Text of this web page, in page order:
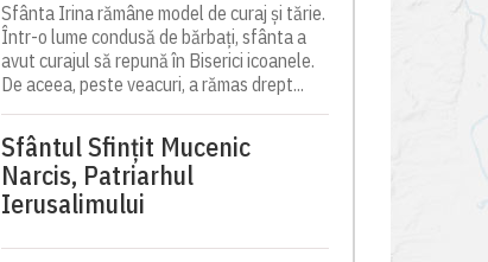
Sfânta Irina rămâne model de curaj și tărie.
Într-o lume condusă de bărbați, sfânta a
avut curajul să repună în Biserici icoanele.
De aceea, peste veacuri, a rămas drept...
Sfântul Sfinţit Mucenic
Narcis, Patriarhul
Ierusalimului